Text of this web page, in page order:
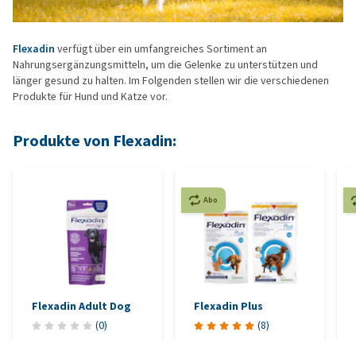
Flexadin verfügt über ein umfangreiches Sortiment an
Nahrungsergänzungsmitteln, um die Gelenke zu unterstützen und
länger gesund zu halten. Im Folgenden stellen wir die verschiedenen
Produkte für Hund und Katze vor.
Produkte von Flexadin:
Flexadin Adult Dog
(0)
Abo
Flexadin Plus
(8)